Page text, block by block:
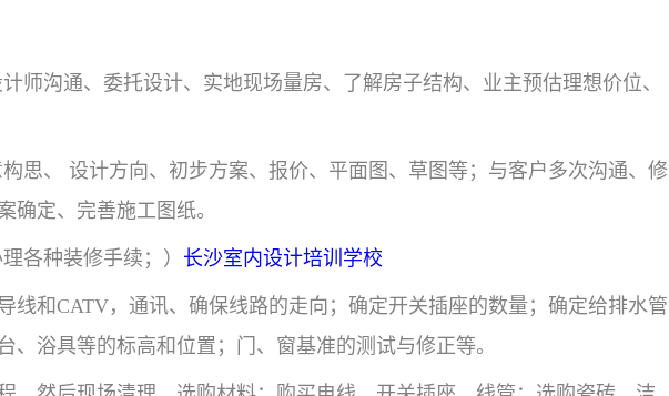
师沟通、委托设计、实地现场量房、了解房子结构、业主预估理想价位、
思、 设计方向、初步方案、报价、平面图、草图等；与客户多次沟通、修
确定、完善施工图纸。
各种装修手续；） 长沙室内设计培训学校
线和CATV，通讯、确保线路的走向；确定开关插座的数量；确定给排水管
、浴具等的标高和位置；门、窗基准的测试与修正等。